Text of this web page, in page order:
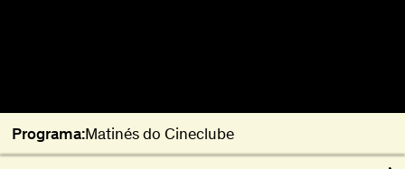
Programa:Matinés do Cineclube